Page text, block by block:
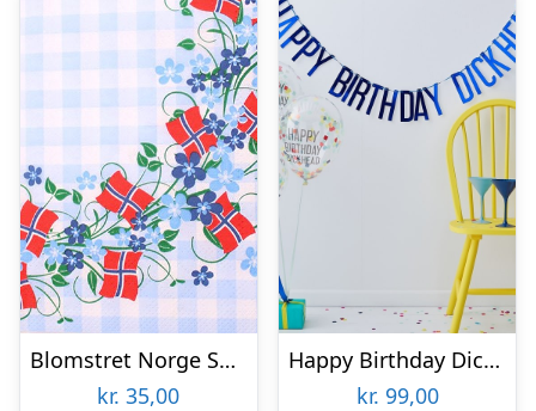
Blomstret Norge Servietter
kr. 35,00
Happy Birthday Dickhead Festpakke
kr. 99,00